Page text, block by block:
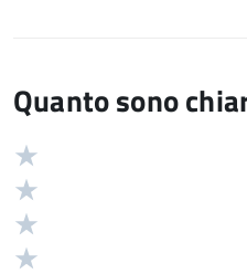
Quanto sono
Valutazione